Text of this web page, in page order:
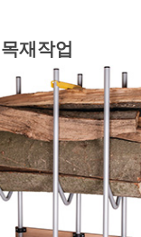
목재작업